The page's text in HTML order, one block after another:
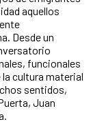
aquellos
Desde un
funcionales
cultura material
sentidos,
Juan